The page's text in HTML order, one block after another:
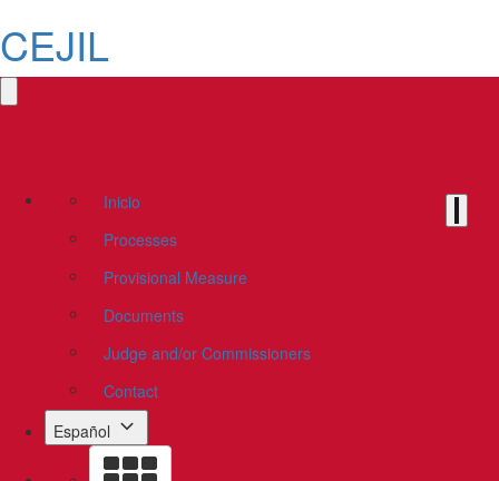
CEJIL
Inicio
Processes
Provisional Measure
Documents
Judge and/or Commissioners
Contact
Español